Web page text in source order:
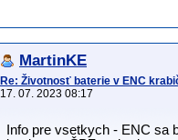
MartinKE
Re: Životnosť baterie v ENC
17. 07. 2023 08:17
Info pre vsetkych - ENC sa